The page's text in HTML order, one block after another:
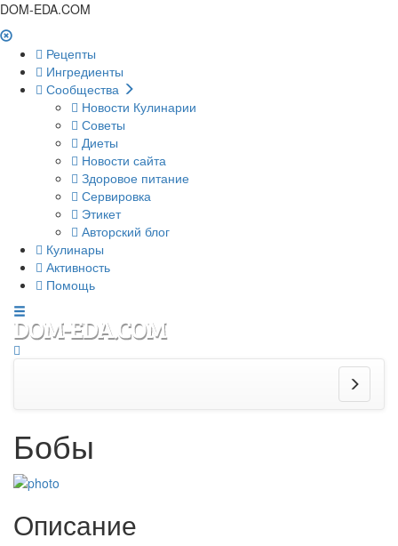
DOM-EDA.COM
Рецепты
Ингредиенты
Сообщества
Новости Кулинарии
Советы
Диеты
Новости сайта
Здоровое питание
Сервировка
Этикет
Авторский блог
Кулинары
Активность
Помощь
Бобы
Описание